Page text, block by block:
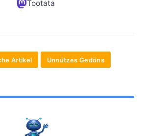
Tootata
Artikel Unnützes Gedöns